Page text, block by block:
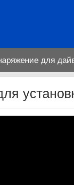
для